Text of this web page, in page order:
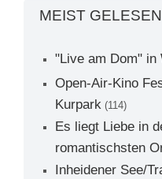
MEIST
"Live am Dom" in
Open-Air-Kino
Kurpark (114)
Es liegt Liebe in
romantischsten
Inheidener See/